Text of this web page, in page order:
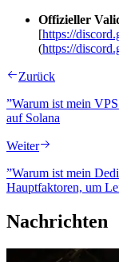
Offizieller
[https://
(https://
Zurück
”Warum ist mein
auf Solana
Weiter
”Warum ist mein
Hauptfaktoren, um
Nachrichten